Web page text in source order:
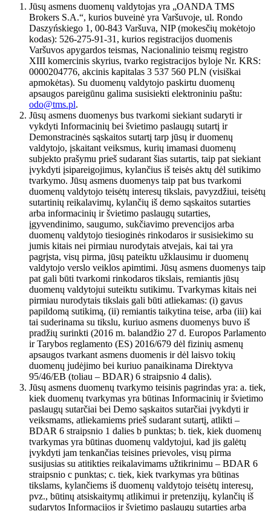
Jūsų asmens duomenų valdytojas yra „OANDA TMS
Brokers S.A.“, kurios buveinė yra Varšuvoje, ul. Rondo
Daszyńskiego 1, 00-843 Varšuva, NIP (mokesčių mokėtojo
kodas): 526-275-91-31, kurios registracijos duomenis
Varšuvos apygardos teismas, Nacionalinio teismų registro
XIII komercinis skyrius, tvarko registracijos byloje Nr. KRS:
0000204776, akcinis kapitalas 3 537 560 PLN (visiškai
apmokėtas). Su duomenų valdytojo paskirtu duomenų
apsaugos pareigūnu galima susisiekti elektroniniu paštu:
odo@tms.pl.
Jūsų asmens duomenys bus tvarkomi siekiant sudaryti ir
vykdyti Informacinių bei švietimo paslaugų sutartį ir
Demonstracinės sąskaitos sutartį tarp jūsų ir duomenų
valdytojo, įskaitant veiksmus, kurių imamasi duomenų
subjekto prašymu prieš sudarant šias sutartis, taip pat siekiant
įvykdyti įsipareigojimus, kylančius iš teisės aktų dėl sutikimo
tvarkymo. Jūsų asmens duomenys taip pat bus tvarkomi
duomenų valdytojo teisėtų interesų tikslais, pavyzdžiui, teisėtų
sutartinių reikalavimų, kylančių iš demo sąskaitos sutarties
arba informacinių ir švietimo paslaugų sutarties,
įgyvendinimo, saugumo, sukčiavimo prevencijos arba
duomenų valdytojo tiesioginės rinkodaros ir susisiekimo su
jumis kitais nei pirmiau nurodytais atvejais, kai tai yra
pagrįsta, visų pirma, jūsų pateiktu užklausimu ir duomenų
valdytojo verslo veiklos apimtimi. Jūsų asmens duomenys taip
pat gali būti tvarkomi rinkodaros tikslais, remiantis jūsų
duomenų valdytojui suteiktu sutikimu. Tvarkymas kitais nei
pirmiau nurodytais tikslais gali būti atliekamas: (i) gavus
papildomą sutikimą, (ii) remiantis taikytina teise, arba (iii) kai
tai suderinama su tikslu, kuriuo asmens duomenys buvo iš
pradžių surinkti (2016 m. balandžio 27 d. Europos Parlamento
ir Tarybos reglamento (ES) 2016/679 dėl fizinių asmenų
apsaugos tvarkant asmens duomenis ir dėl laisvo tokių
duomenų judėjimo bei kuriuo panaikinama Direktyva
95/46/EB (toliau – BDAR) 6 straipsnio 4 dalis).
Jūsų asmens duomenų tvarkymo teisinis pagrindas yra: a. tiek,
kiek duomenų tvarkymas yra būtinas Informacinių ir švietimo
paslaugų sutarčiai bei Demo sąskaitos sutarčiai įvykdyti ir
veiksmams, atliekamiems prieš sudarant sutartį, atlikti –
BDAR 6 straipsnio 1 dalies b punktas; b. tiek, kiek duomenų
tvarkymas yra būtinas duomenų valdytojui, kad jis galėtų
įvykdyti jam tenkančias teisines prievoles, visų pirma
susijusias su atitikties reikalavimams užtikrinimu – BDAR 6
straipsnio c punktas; c. tiek, kiek tvarkymas yra būtinas
tikslams, kylančiems iš duomenų valdytojo teisėtų interesų,
pvz., būtinų atsiskaitymų atlikimui ir pretenzijų, kylančių iš
sudarytos Informacijos ir švietimo paslaugų sutarties arba